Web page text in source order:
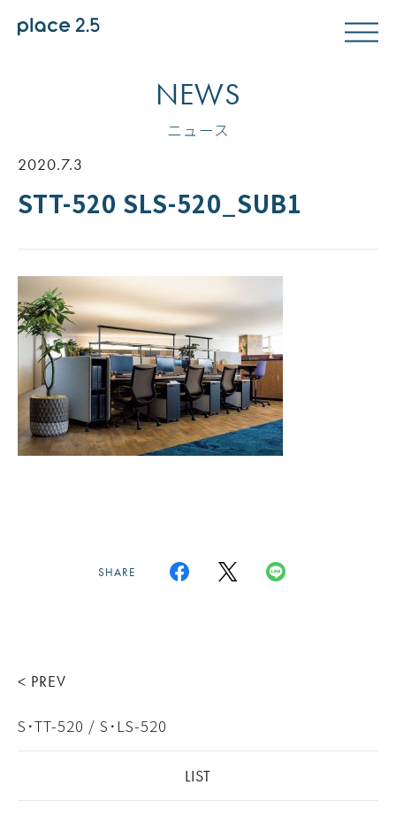
NEWS
ニュース
2020.7.3
STT-520 SLS-520_SUB1
SHARE
< PREV
S･TT-520 / S･LS-520
LIST